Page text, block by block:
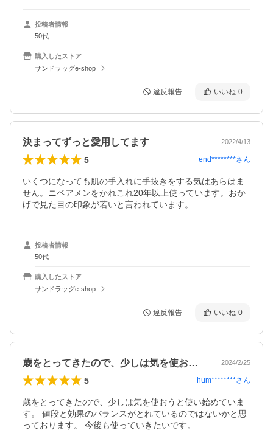
投稿者情報
50代
購入したストア
サンドラッグe-shop
違反報告 いいね 0
決まってずっと愛用してます 2022/4/13
5 end********さん
いくつになっても肌の手入れに手抜きをする気はあらはま
せん。ニベアメンをかれこれ20年以上使っています。おか
げで見た目の印象が若いと言われています。
投稿者情報
50代
購入したストア
サンドラッグe-shop
違反報告 いいね 0
歳をとってきたので、少しは気を使おうと… 2024/2/25
5 hum********さん
歳をとってきたので、少しは気を使おうと使い始めていま
す。 値段と効果のバランスがとれているのではないかと思
っております。 今後も使っていきたいです。